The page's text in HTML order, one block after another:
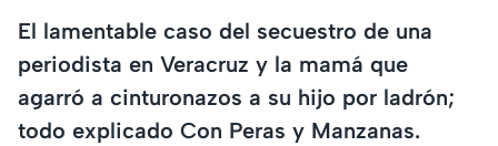
El lamentable caso del secuestro de una
periodista en Veracruz y la mamá que
agarró a cinturonazos a su hijo por ladrón;
todo explicado Con Peras y Manzanas.